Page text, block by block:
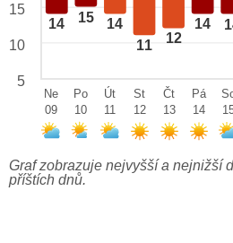
14 15 14
11 12
14
15
10
5
Ne
09
Po
10
Út
11
St
12
Čt
13
Pá
14
Graf zobrazuje nejvyšší a nejnižší
příštích dnů.